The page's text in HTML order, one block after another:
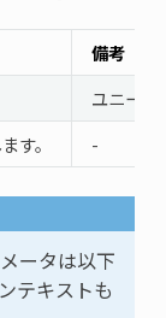
備考
ユニーク
す。 -
ータは以下
テキストも